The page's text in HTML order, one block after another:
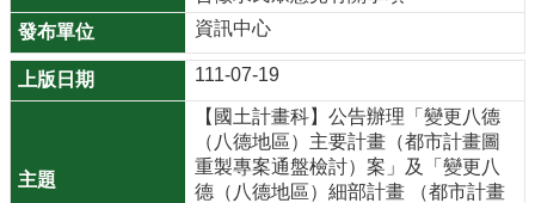
務
資
訊
服
資訊中心
111-07-19
【國土計畫科】公告辦理「變更八德
（八德地區）主要計畫（都市計畫圖
重製專案通盤檢討）案」及「變更八
德（八德地區）細部計畫 （都市計畫